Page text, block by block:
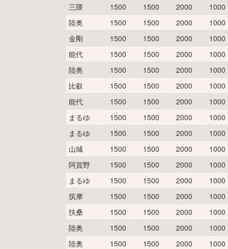
三隈
1500 1500 2000
1000
陸奥
1500 1500 2000
1000
金剛
1500 1500 2000
1000
能代
1500 1500 2000
1000
陸奥
1500 1500 2000
1000
比叡
1500 1500 2000
1000
能代
1500 1500 2000
1000
まるゆ
1500 1500 2000
1000
まるゆ
1500 1500 2000
1000
山城
1500 1500 2000
1000
阿賀野
1500 1500 2000
1000
まるゆ
1500 1500 2000
1000
筑摩
1500 1500 2000
1000
扶桑
1500 1500 2000
1000
陸奥
1500 1500 2000
1000
陸奥
1500 1500 2000
1000